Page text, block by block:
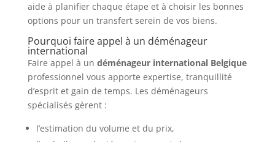
aide à planifier chaque étape et à choisir les bonnes
options pour un transfert serein de vos biens.
Pourquoi faire appel à un déménageur
international
Faire appel à un déménageur international Belgique
professionnel vous apporte expertise, tranquillité
d’esprit et gain de temps. Les déménageurs
spécialisés gèrent :
l’estimation du volume et du prix,